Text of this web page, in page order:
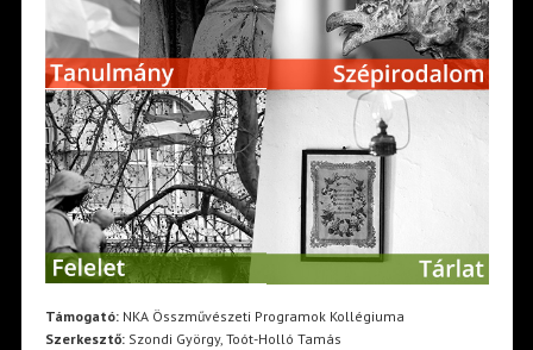
Támogató:NKA Összművészeti Programok Kollégiuma
Szerkesztő:Szondi György, Toót-Holló Tamás